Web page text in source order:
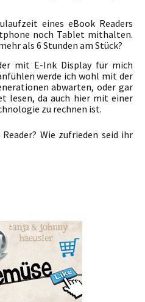
eines eBook Readers
noch Tablet mithalten.
als 6 Stunden am Stück?
mit E-Ink Display für mich
werde ich wohl mit der
abwarten, oder gar
lesen, da auch hier mit einer
zu rechnen ist.
Wie zufrieden seid ihr